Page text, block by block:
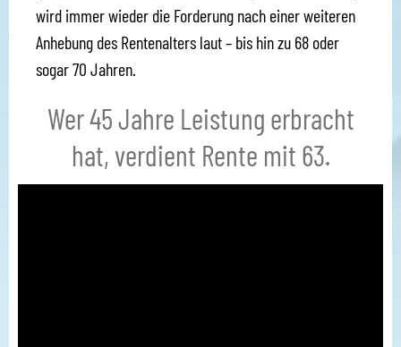
wird immer wieder die Forderung nach einer weiteren
Anhebung des Rentenalters laut – bis hin zu 68 oder
sogar 70 Jahren.
Wer 45 Jahre Leistung erbracht
hat, verdient Rente mit 63.